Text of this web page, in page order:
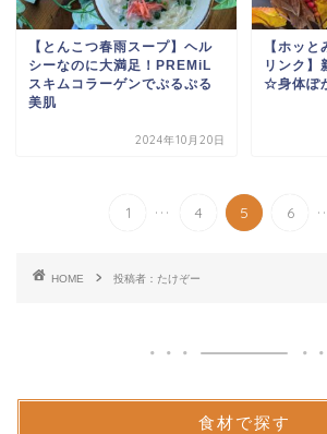
【とんこつ春雨スープ】ヘル
シーなのに大満足！PREMiL
スキムコラーゲンでぷるぷる
美肌
2024年10月20日
【ホッ
リンク】
☆身体ぽ
1 ... 4 5 6
HOME 投稿者：たけぞー
食材で探す